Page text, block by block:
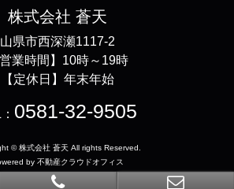
株式会社 蒼天
山県市西深瀬1117-2
営業時間】10時～19時
【定休日】年末年始
0581-32-9505
© 株式会社 蒼天 All rights Reserved.
by 不動産クラウドオフィス